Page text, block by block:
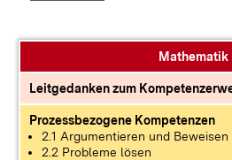
Mathematik
Leitgedanken zum
Prozessbezogene Kompetenzen
2.1 Argumentieren und Beweisen
2.2 Probleme lösen